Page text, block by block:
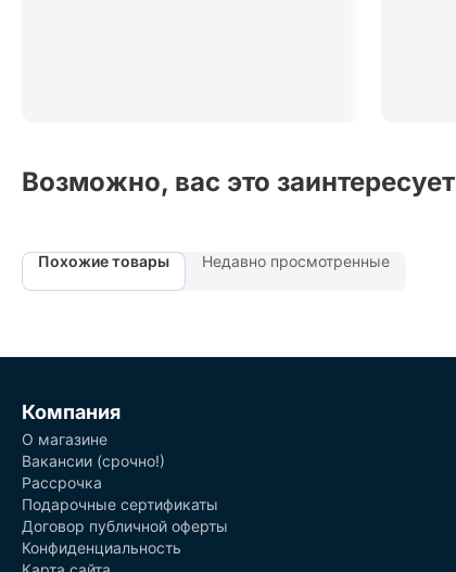
Возможно, вас это заинтересует
Похожие товары Недавно просмотренные
Компания
О магазине
Вакансии (срочно!)
Рассрочка
Подарочные сертификаты
Договор публичной оферты
Конфиденциальность